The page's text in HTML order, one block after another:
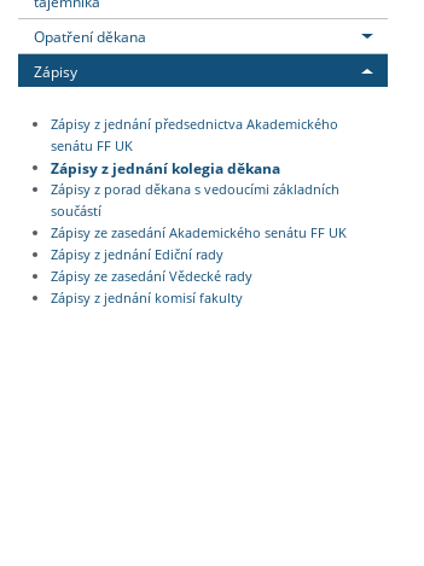
Opatření děkana
Zápisy
Zápisy z jednání předsednictva Akademického
senátu FF UK
Zápisy z jednání kolegia děkana
Zápisy z porad děkana s vedoucími základních
součástí
Zápisy ze zasedání Akademického senátu FF UK
Zápisy z jednání Ediční rady
Zápisy ze zasedání Vědecké rady
Zápisy z jednání komisí fakulty